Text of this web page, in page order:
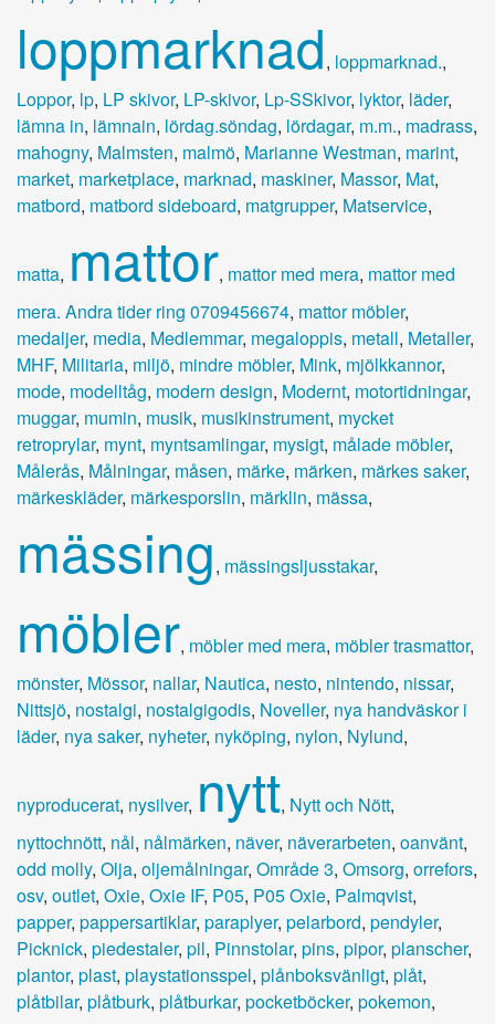
loppmarknad, loppmarknad.,
Loppor, lp, LP skivor, LP-skivor, Lp-SSkivor, lyktor, läder,
lämna in, lämnain, lördag.söndag, lördagar, m.m., madrass,
mahogny, Malmsten, malmö, Marianne Westman, marint,
market, marketplace, marknad, maskiner, Massor, Mat,
matbord, matbord sideboard, matgrupper, Matservice,
matta, mattor, mattor med mera, mattor med
mera. Andra tider ring 0709456674, mattor möbler,
medaljer, media, Medlemmar, megaloppis, metall, Metaller,
MHF, Militaria, miljö, mindre möbler, Mink, mjölkkannor,
mode, modelltåg, modern design, Modernt, motortidningar,
muggar, mumin, musik, musikinstrument, mycket
retroprylar, mynt, myntsamlingar, mysigt, målade möbler,
Målerås, Målningar, måsen, märke, märken, märkes saker,
märkeskläder, märkesporslin, märklin, mässa,
mässing, mässingsljusstakar,
möbler, möbler med mera, möbler trasmattor,
mönster, Mössor, nallar, Nautica, nesto, nintendo, nissar,
Nittsjö, nostalgi, nostalgigodis, Noveller, nya handväskor i
läder, nya saker, nyheter, nyköping, nylon, Nylund,
nyproducerat, nysilver, nytt, Nytt och Nött,
nyttochnött, nål, nålmärken, näver, näverarbeten, oanvänt,
odd molly, Olja, oljemålningar, Område 3, Omsorg, orrefors,
osv, outlet, Oxie, Oxie IF, P05, P05 Oxie, Palmqvist,
papper, pappersartiklar, paraplyer, pelarbord, pendyler,
Picknick, piedestaler, pil, Pinnstolar, pins, pipor, planscher,
plantor, plast, playstationsspel, plånboksvänligt, plåt,
plåtbilar, plåtburk, plåtburkar, pocketböcker, pokemon,